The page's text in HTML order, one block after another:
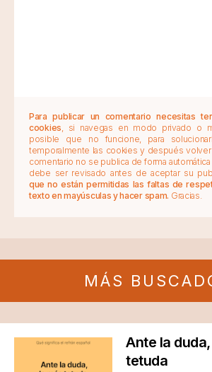
Para publicar un comentario necesitas
cookies , si navegas en modo privado o
posible que no funcione, para
temporalmente las cookies y después volver
comentario no se publica de forma
debe ser revisado antes de aceptar su
que no están permitidas las faltas de
texto en mayúsculas y hacer spam. Gracias.
MÁS
Ante la
tetuda